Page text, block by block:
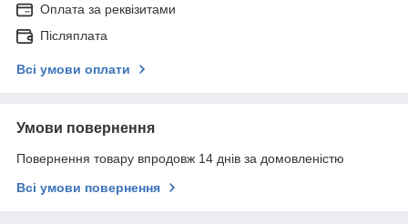
Оплата за реквізитами
Післяплата
Всі умови оплати
Умови повернення
Повернення товару впродовж 14 днів за домовленістю
Всі умови повернення